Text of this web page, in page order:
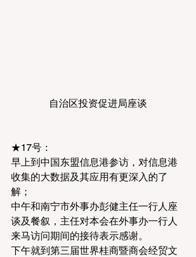
自治区投资促进局座谈
★17号：
早上到中国东盟信息港参访，对信息港
收集的大数据及其应用有更深入的了
解；
中午和南宁市外事办彭健主任一行人座
谈及餐叙，主任对本会在外事办一行人
来马访问期间的接待表示感谢。
下午就到第三届世界桂商暨商会经贸文